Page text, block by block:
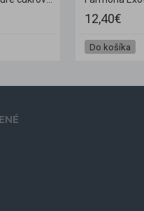
12,40€
Do košíka